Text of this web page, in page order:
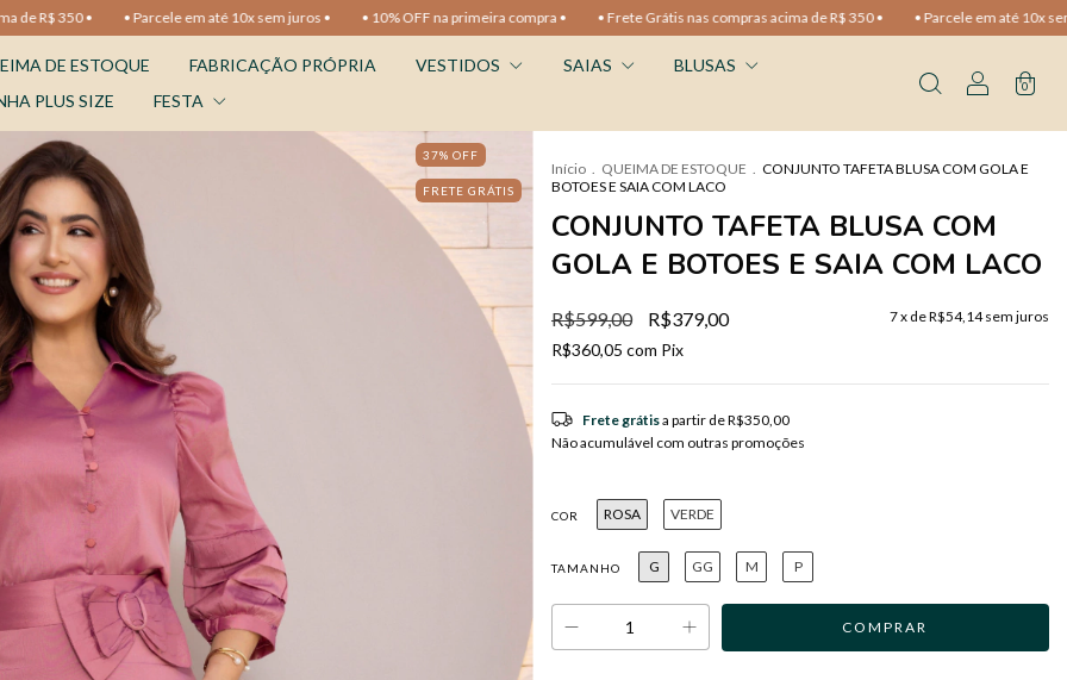
até 10x sem juros • • 10% OFF na primeira compra • • Frete Grátis nas compras acima de R$ 350 • • Parcele em até 10x sem juros • • 10% OFF na
DE ESTOQUE FABRICAÇÃO PRÓPRIA VESTIDOS SAIAS
BLUSAS
PLUS SIZE
FESTA
0
37% OFF
FRETE GRÁTIS
Início . QUEIMA DE ESTOQUE . CONJUNTO TAFETA BLUSA COM GOLA E
BOTOES E SAIA COM LACO
CONJUNTO TAFETA BLUSA COM
GOLA E BOTOES E SAIA COM LACO
R$599,00 R$379,00 7x deR$54,14 sem juros
R$360,05 com Pix
Frete grátisa partir deR$350,00
Não acumulável com outras promoções
COR ROSA VERDE
TAMANHO G GG M P